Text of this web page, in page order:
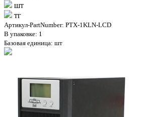
шт
тг
Артикул-PartNumber: PTX-1KLN-LCD
В упаковке: 1
Базовая единица: шт